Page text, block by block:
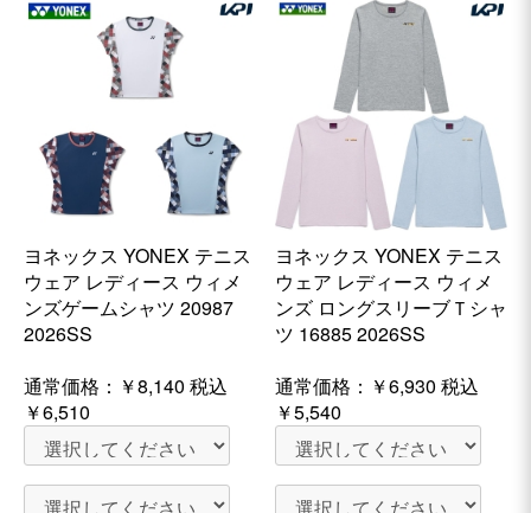
ヨネックス YONEX テニス
ウェア レディース ウィメ
ンズゲームシャツ 20987
2026SS
通常価格： ￥8,140 税込
￥6,510
ヨネックス YONEX テニス
ウェア レディース ウィメ
ンズ ロングスリーブＴシャ
ツ 16885 2026SS
通常価格： ￥6,930 税込
￥5,540